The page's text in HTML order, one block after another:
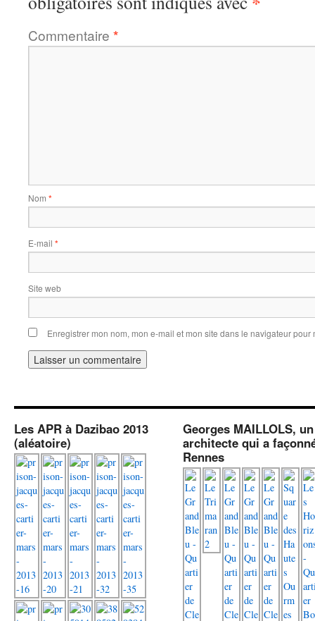
Commentaire *
Nom *
E-mail *
Site web
Enregistrer mon nom, mon e-mail et mon site dans le navigateur
Les APR à Dazibao 2013
(aléatoire)
Georges MAILLOLS, un
architecte qui a
Rennes